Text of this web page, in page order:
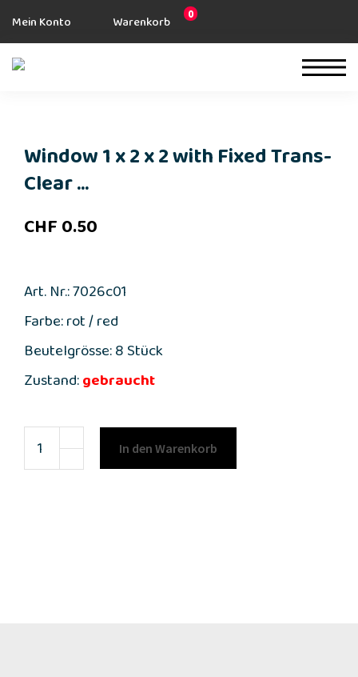
Mein Konto Warenkorb 0
Window 1 x 2 x 2 with Fixed Trans-
Clear ...
CHF0.50
Art. Nr.: 7026c01
Farbe: rot / red
Beutelgrösse: 8 Stück
Zustand:gebraucht
In den Warenkorb